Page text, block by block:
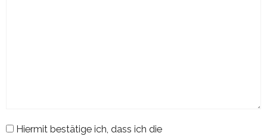
Hiermit bestätige ich, dass ich die